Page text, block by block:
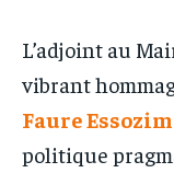
L’adjoint au
vibrant
Faure
politique